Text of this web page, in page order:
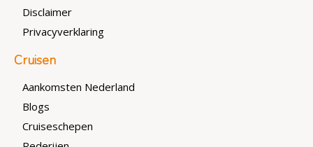
Disclaimer
Privacyverklaring
Cruisen
Aankomsten Nederland
Blogs
Cruiseschepen